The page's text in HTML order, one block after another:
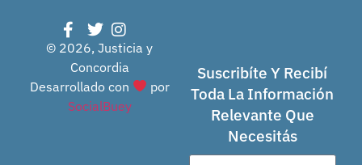
© 2026, Justicia y
Concordia
Desarrollado con
por
SocialBuey
Suscribíte Y Recibí
Toda La Información
Relevante Que
Necesitás